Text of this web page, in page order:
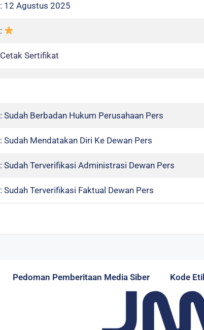
: 12 Agustus 2025
:
Cetak Sertifikat
: Sudah Berbadan Hukum Perusahaan Pers
: Sudah Mendatakan Diri Ke Dewan Pers
: Sudah Terverifikasi Administrasi Dewan Pers
: Sudah Terverifikasi Faktual Dewan Pers
Pedoman Pemberitaan Media Siber Kode